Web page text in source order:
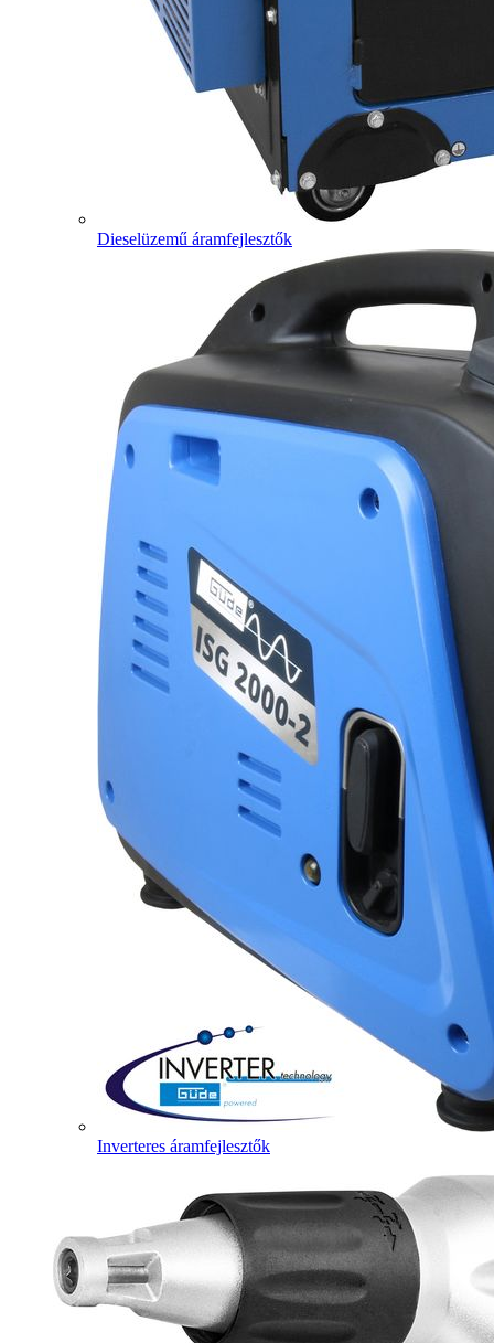
Dieselüzemű áramfejlesztők
Inverteres áramfejlesztők